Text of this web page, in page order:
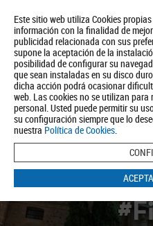
Este sitio web utiliza Cookies
información con la finalidad de
publicidad relacionada con sus
supone la aceptación de la
posibilidad de configurar su
que sean instaladas en su disco
dicha acción podrá ocasionar
web. Las cookies no se utilizan
personal. Usted puede permitir su
su configuración siempre que lo
nuestra Política de Cookies.
Quiénes somos